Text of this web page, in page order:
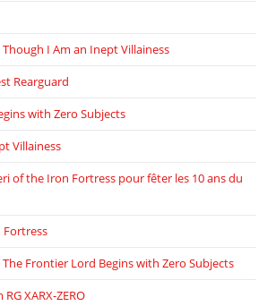
I Am an Inept Villainess
Rearguard
with Zero Subjects
Villainess
of the Iron Fortress pour fêter les 10 ans du
Fortress
Frontier Lord Begins with Zero Subjects
XARX-ZERO